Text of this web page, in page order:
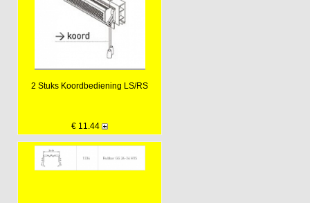
2 Stuks Koordbediening LS/RS
€ 11.44